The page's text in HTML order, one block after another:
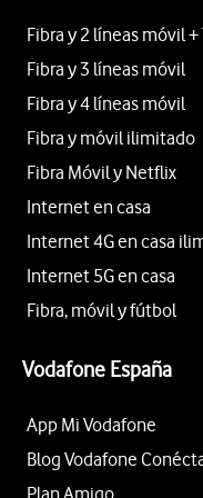
Fibra y 2 líneas móvil +
Fibra y 3 líneas móvil
Fibra y 4 líneas móvil
Fibra y móvil ilimitado
Fibra Móvil y Netflix
Internet en casa
Internet 4G en casa
Internet 5G en casa
Fibra, móvil y fútbol
Vodafone España
App Mi Vodafone
Blog Vodafone
Plan Amigo